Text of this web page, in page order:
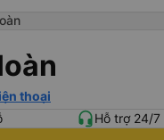
thoại
Hỗ trợ 24/7